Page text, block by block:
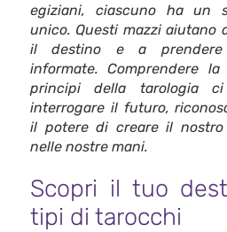
egiziani, ciascuno ha un
unico. Questi mazzi aiutano
il destino e a prendere
informate. Comprendere
principi della tarologia
interrogare il futuro,
il potere di creare il
nelle nostre mani.
Scopri il tuo
tipi di tarocchi